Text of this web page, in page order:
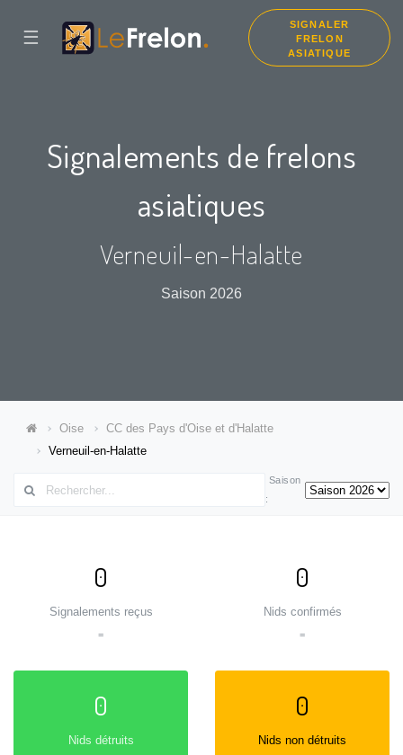
☰
SIGNALER
FRELON
ASIATIQUE
Signalements de frelons
asiatiques
Verneuil-en-Halatte
Saison 2026
Oise
CC des Pays d'Oise et d'Halatte
Verneuil-en-Halatte
Saison
:
0
Signalements reçus
=
0
Nids confirmés
=
0
Nids détruits
0
Nids non détruits